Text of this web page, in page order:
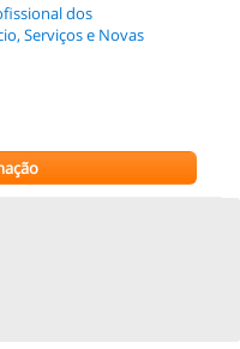
dos
Serviços e Novas